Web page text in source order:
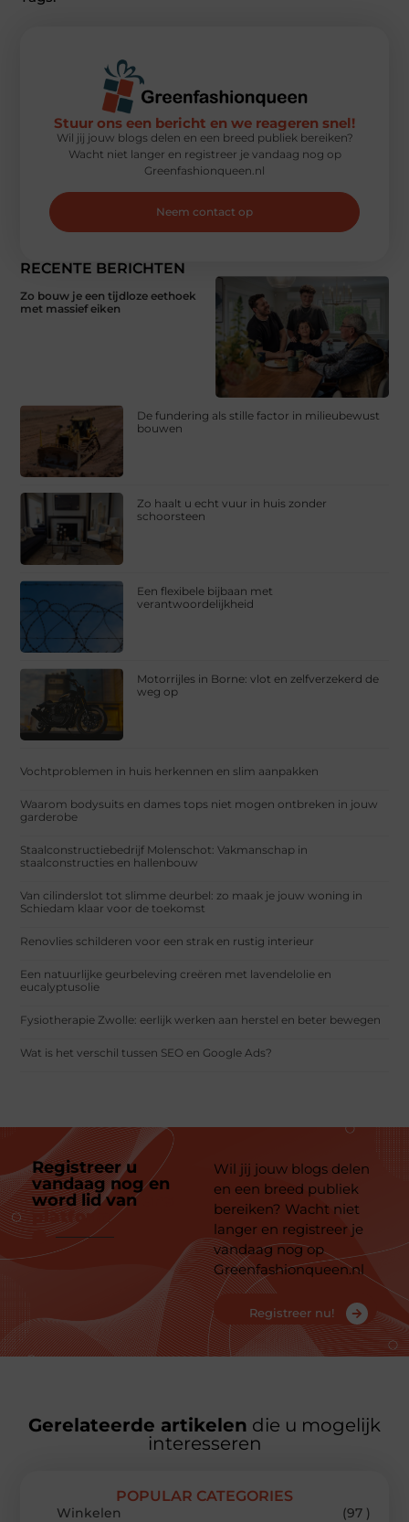
RECENTE BERICHTEN
Zo bouw je een tijdloze eethoek
met massief eiken
De fundering als stille factor in milieubewust
bouwen
Zo haalt u echt vuur in huis zonder
schoorsteen
Een flexibele bijbaan met
verantwoordelijkheid
Motorrijles in Borne: vlot en zelfverzekerd de
weg op
Vochtproblemen in huis herkennen en slim aanpakken
Waarom bodysuits en dames tops niet mogen ontbreken in jouw
garderobe
Staalconstructiebedrijf Molenschot: Vakmanschap in
staalconstructies en hallenbouw
Van cilinderslot tot slimme deurbel: zo maak je jouw woning in
Schiedam klaar voor de toekomst
Renovlies schilderen voor een strak en rustig interieur
Een natuurlijke geurbeleving creëren met lavendelolie en
eucalyptusolie
Fysiotherapie Zwolle: eerlijk werken aan herstel en beter bewegen
Wat is het verschil tussen SEO en Google Ads?
Stuur ons een bericht en we reageren snel!
Wil jij jouw blogs delen en een breed publiek bereiken?
Wacht niet langer en registreer je vandaag nog op
Greenfashionqueen.nl
Neem contact op
Registreer u
vandaag nog en
word lid van
platform
Wil jij jouw blogs delen
en een breed publiek
bereiken? Wacht niet
langer en registreer je
vandaag nog op
Greenfashionqueen.nl
Registreer nu!
Gerelateerde artikelen die u mogelijk
interesseren
POPULAR CATEGORIES
Winkelen
(97 )